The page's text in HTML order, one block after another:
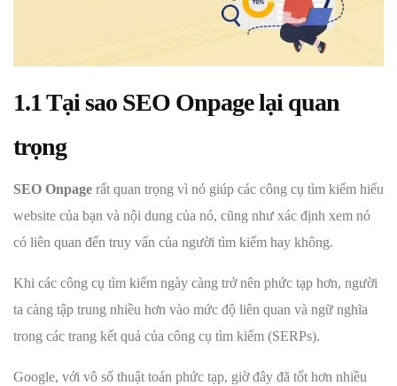
1.1 Tại sao SEO Onpage lại quan
trọng
SEO Onpage rất quan trọng vì nó giúp các công cụ tìm kiếm hiểu
website của bạn và nội dung của nó, cũng như xác định xem nó
có liên quan đến truy vấn của người tìm kiếm hay không.
Khi các công cụ tìm kiếm ngày càng trở nên phức tạp hơn, người
ta càng tập trung nhiều hơn vào mức độ liên quan và ngữ nghĩa
trong các trang kết quả của công cụ tìm kiếm (SERPs).
Google, với vô số thuật toán phức tạp, giờ đây đã tốt hơn nhiều